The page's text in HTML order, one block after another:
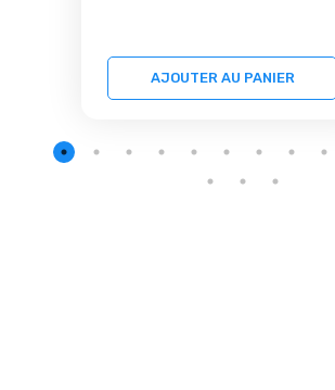
AJOUTER AU PANIER